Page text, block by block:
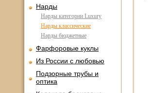
Нарды
Нарды категории Luxury
Нарды классические
Нарды бюджетные
Фарфоровые куклы
Из России с любовью
Подзорные трубы и
оптика